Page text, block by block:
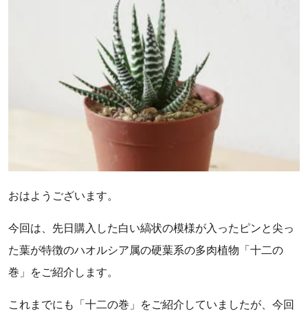
おはようございます。
今回は、先日購入した白い縞状の模様が入ったピンと尖っ
た葉が特徴のハオルシア属の硬葉系の多肉植物「十二の
巻」をご紹介します。
これまでにも「十二の巻」をご紹介していましたが、今回